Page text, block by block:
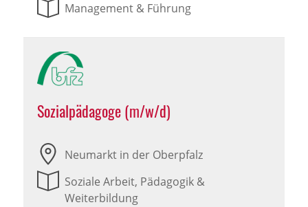
Management & Führung
Sozialpädagoge (m/w/d)
Neumarkt in der Oberpfalz
Soziale Arbeit, Pädagogik &
Weiterbildung